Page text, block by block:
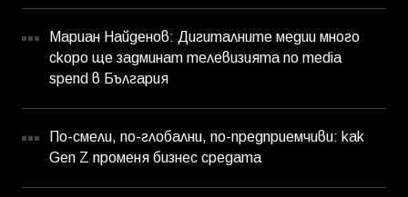
Мариан Найденов: Дигиталните медии много
скоро ще задминат телевизията по media
spend в България
По-смели, по-глобални, по-предприемчиви: как
Gen Z променя бизнес средата